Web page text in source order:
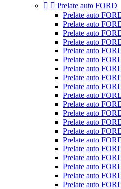
  Prelate auto FORD
Prelate auto
Prelate auto
Prelate auto
Prelate auto
Prelate auto
Prelate auto
Prelate auto
Prelate auto
Prelate auto
Prelate auto
Prelate auto
Prelate auto
Prelate auto
Prelate auto
Prelate auto
Prelate auto
Prelate auto
Prelate auto
Prelate auto
Prelate auto